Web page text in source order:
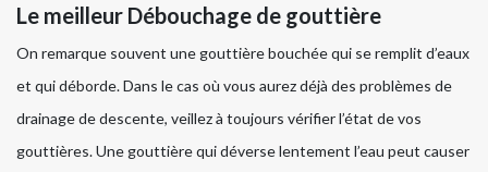
Le meilleur Débouchage de gouttière
On remarque souvent une gouttière bouchée qui se remplit d’eaux
et qui déborde. Dans le cas où vous aurez déjà des problèmes de
drainage de descente, veillez à toujours vérifier l’état de vos
gouttières. Une gouttière qui déverse lentement l’eau peut causer